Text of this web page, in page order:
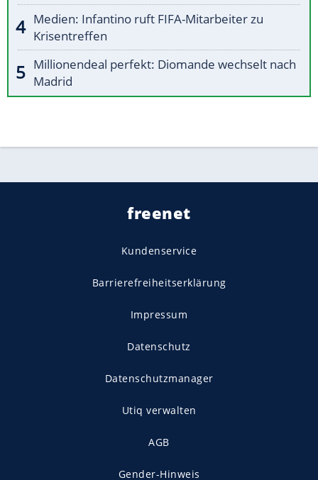
Medien: Infantino ruft FIFA-Mitarbeiter zu
Krisentreffen
Millionendeal perfekt: Diomande wechselt nach
Madrid
freenet
Kundenservice
Barrierefreiheitserklärung
Impressum
Datenschutz
Datenschutzmanager
Utiq verwalten
AGB
Gender-Hinweis